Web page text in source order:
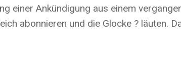
einer Ankündigung aus einem
abonnieren und die Glocke ? läuten.